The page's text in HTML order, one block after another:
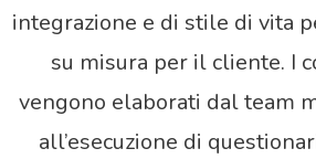
integrazione e di stile di vita
su misura per il cliente. I
vengono elaborati dal team
all’esecuzione di